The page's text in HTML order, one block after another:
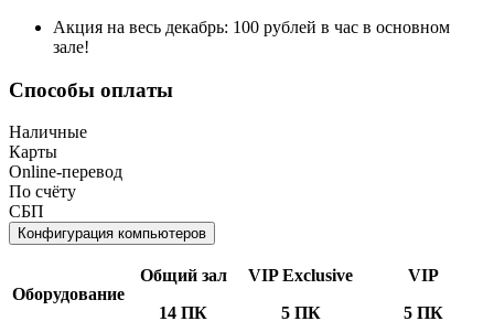
Акция на весь декабрь: 100 рублей в час в основном
зале!
Способы оплаты
Наличные
Карты
Online-перевод
По счёту
СБП
Конфигурация компьютеров
Оборудование
Общий зал
14 ПК
VIP Exclusive
5 ПК
VIP
5 ПК